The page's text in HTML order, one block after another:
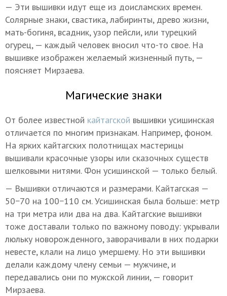
— Эти вышивки идут еще из доисламских времен.
Солярные знаки, свастика, лабиринты, древо жизни,
мать-богиня, всадник, узор пейсли, или турецкий
огурец, — каждый человек вносил что-то свое. На
вышивке изображен желаемый жизненный путь, —
поясняет Мирзаева.
Магические знаки
От более известной кайтагской вышивки усишинская
отличается по многим признакам. Например, фоном.
На ярких кайтагских полотнищах мастерицы
вышивали красочные узоры или сказочных существ
шелковыми нитями. Фон усишинской — только белый.
— Вышивки отличаются и размерами. Кайтагская —
50−70 на 100−110 см. Усишинская была больше: метр
на три метра или два на два. Кайтагские вышивки
тоже доставали только по важному поводу: укрывали
люльку новорожденного, заворачивали в них подарки
невесте, клали на лицо умершему. Но эти вышивки
делали каждому члену семьи — мужчине, и
передавались они по мужской линии, — говорит
Мирзаева.